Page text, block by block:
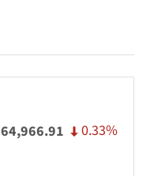
64,966.91 0.33%